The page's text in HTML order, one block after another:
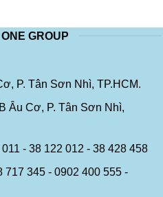
GROUP
P. Tân Sơn Nhì, TP.HCM.
Âu Cơ, P. Tân Sơn Nhì,
- 38 122 012 - 38 428 458
717 345 - 0902 400 555 -